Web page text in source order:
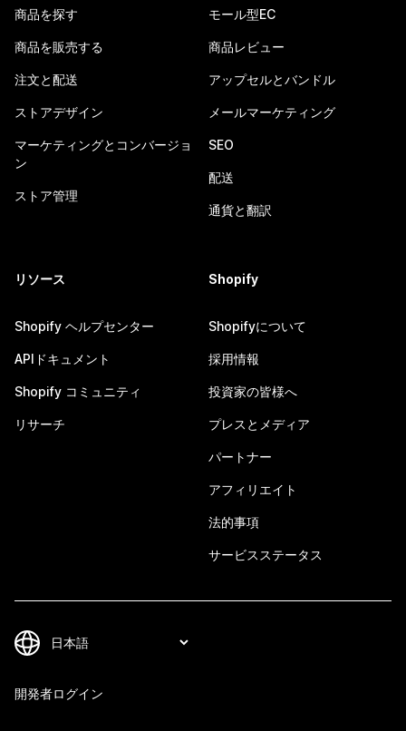
商品を探す
商品を販売する
注文と配送
ストアデザイン
マーケティングとコンバージョ
ン
ストア管理
モール型EC
商品レビュー
アップセルとバンドル
メールマーケティング
SEO
配送
通貨と翻訳
リソース
Shopify ヘルプセンター
APIドキュメント
Shopify コミュニティ
リサーチ
Shopify
Shopifyについて
採用情報
投資家の皆様へ
プレスとメディア
パートナー
アフィリエイト
法的事項
サービスステータス
開発者ログイン